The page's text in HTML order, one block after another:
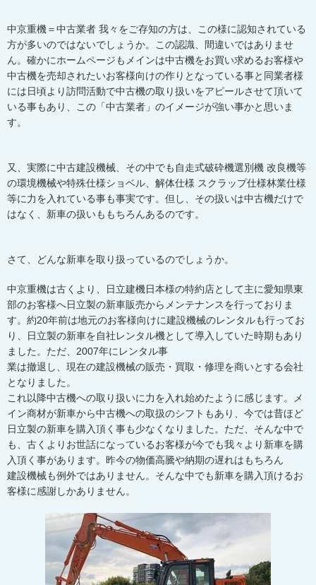
中京重機＝中古業者 我々をご存知の方は、この様に認知されている
方が多いのではないでしょうか。この認識、間違いではありませ
ん。確かにホームページもメインは中古機をお買い求めるお客様や
中古機を売却されたいお客様向けの作りとなっている事と同業者様
には日頃より訪問活動で中古機の取り扱いをアピールさせて頂いて
いる事もあり、この「中古業者」のイメージが強い事かと思いま
す。
又、実際に中古建設機械、その中でも自走式破砕機選別機 改良機等
の環境機械や特殊仕様ショベル、解体仕様 スクラップ仕様林業仕様
等に力を入れている事も事実です。但し、その扱いは中古機だけで
はなく、新車の扱いももちろんあるのです。
さて、どんな新車を取り扱っているのでしょうか。
中京重機は古くより、日立建機日本様の特約店として主に愛知県東
部のお客様へ日立製の新車販売からメンテナンスを行っておりま
す。約20年前は地元のお客様向けに建設機械のレンタルも行ってお
り、日立製の新車を自社レンタル機として導入していた時期もあり
ました。ただ、2007年にレンタル事
業は撤退し、現在の建設機械の販売・買取・修理を商いとする会社
となりました。
これ以降中古機への取り扱いに力を入れ始めたように感じます。メ
イン商材が新車から中古機への取扱のシフトもあり、今では昔ほど
日立製の新車を購入頂く事も少なくなりました。ただ、そんな中で
も、古くよりお世話になっているお客様が今でも我々より新車を購
入頂く事があります。昨今の物価高騰や納期の遅れはもちろん
建設機械も例外ではありません。そんな中でも新車を購入頂けるお
客様に感謝しかありません。